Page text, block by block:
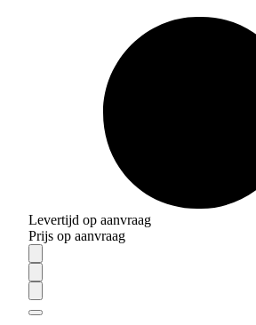
Levertijd op aanvraag
Prijs op aanvraag